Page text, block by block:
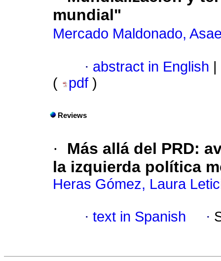
mundial"
Mercado Maldonado,
· abstract in English
(
pdf )
Reviews
· Más allá del PRD:
la izquierda política
Heras Gómez, Laura
· text in Spanish ·